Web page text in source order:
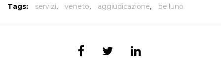
Tags: servizi, veneto, aggiudicazione, belluno